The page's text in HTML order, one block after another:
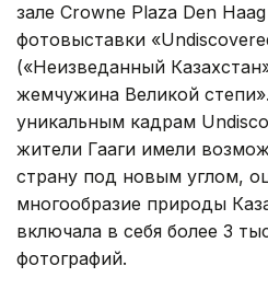
зале Crowne Plaza Den
фотовыставки
(«Неизведанный
жемчужина Великой
уникальным кадрам
жители Гааги имели
страну под новым углом,
многообразие природы
включала в себя более 3
фотографий.